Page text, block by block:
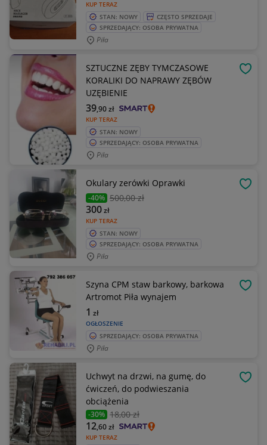
KUP TERAZ
STAN: NOWY
CZĘSTO SPRZEDAJE
SPRZEDAJĄCY: OSOBA PRYWATNA
Piła
SZTUCZNE ZĘBY TYMCZASOWE
KORALIKI DO NAPRAWY ZĘBÓW
UZĘBIENIE
KUP TERAZ
39,90zł
STAN: NOWY
SPRZEDAJĄCY: OSOBA PRYWATNA
Piła
Okulary zerówki Oprawki
-40% 500,00 zł
KUP TERAZ
300zł
STAN: NOWY
SPRZEDAJĄCY: OSOBA PRYWATNA
Piła
Szyna CPM staw barkowy, barkowa
Artromot Piła wynajem
OGŁOSZENIE
1 zł
SPRZEDAJĄCY: OSOBA PRYWATNA
Piła
Uchwyt na drzwi, na gumę, do
ćwiczeń, do podwieszania
obciążenia
-30% 18,00 zł
KUP TERAZ
12,60zł